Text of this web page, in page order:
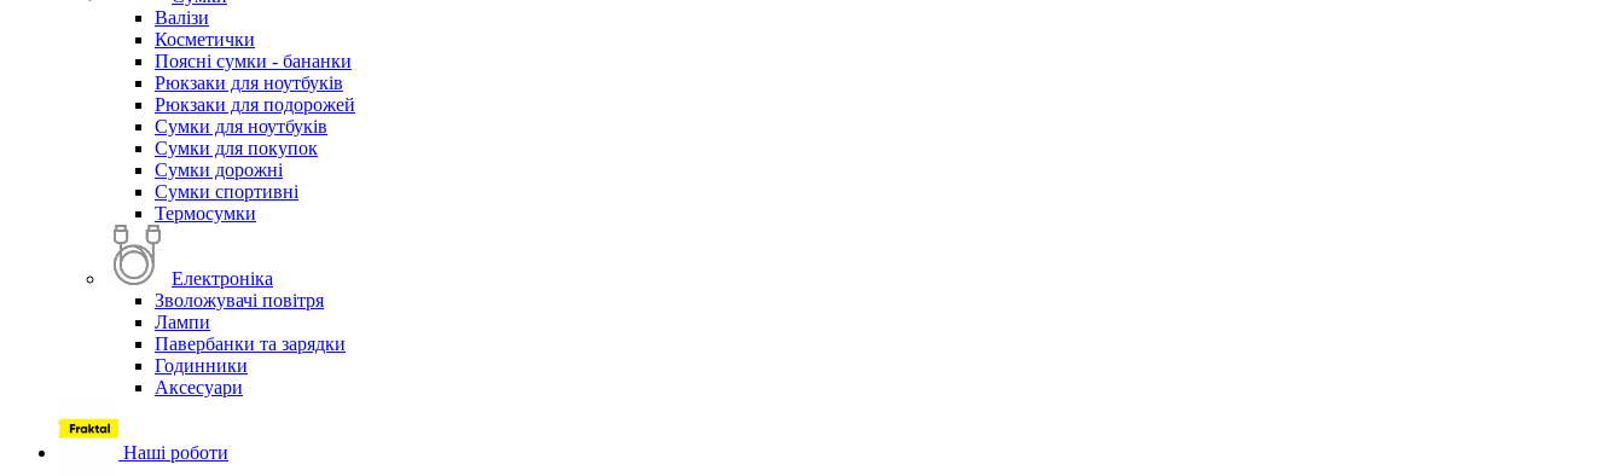
Валізи
Косметички
Поясні сумки - бананки
Рюкзаки для ноутбуків
Рюкзаки для подорожей
Сумки для ноутбуків
Сумки для покупок
Сумки дорожні
Сумки спортивні
Термосумки
Електроніка
Зволожувачі повітря
Лампи
Павербанки та зарядки
Годинники
Аксесуари
Наші роботи